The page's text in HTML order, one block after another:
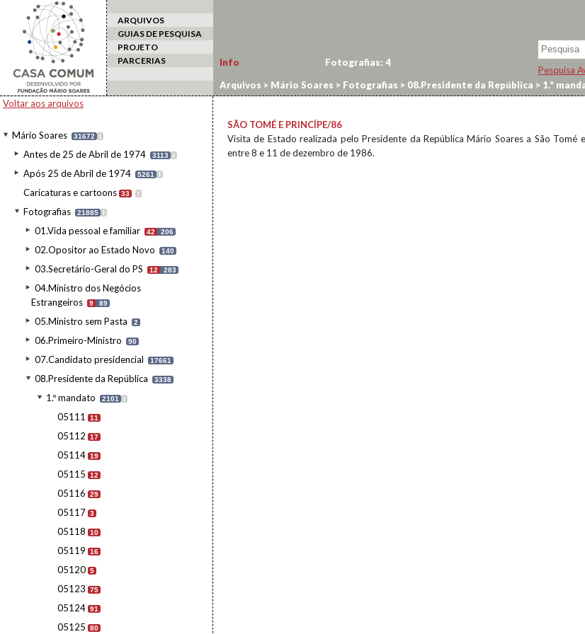
ARQUIVOS
GUIAS DE PESQUISA
PROJETO
PARCERIAS
Pesquisa
Voltar aos arquivos
Mário Soares 31672 I
Antes de 25 de Abril de 1974 3113 I
Após 25 de Abril de 1974 5261 I
Caricaturas e cartoons 33 I
Fotografias 21885 I
01.Vida pessoal e familiar 42 206
02.Opositor ao Estado Novo 140
03.Secretário-Geral do PS 12 283
04.Ministro dos Negócios
Estrangeiros
9 89
05.Ministro sem Pasta 2
06.Primeiro-Ministro 90
07.Candidato presidencial 17661
08.Presidente da República 3338
1.º mandato 2101 I
05111 11
05112 17
05114 19
05115 12
05116 29
05117 3
05118 10
05119 16
05120 5
05123 75
05124 91
05125 80
Info Fotografias: 4
Arquivos > Mário Soares > Fotografias > 08.Presidente da República > 1.º
SÃO TOMÉ E PRINCÍPE/86
Visita de Estado realizada pelo Presidente da República Mário Soares a São Tomé
entre 8 e 11 de dezembro de 1986.